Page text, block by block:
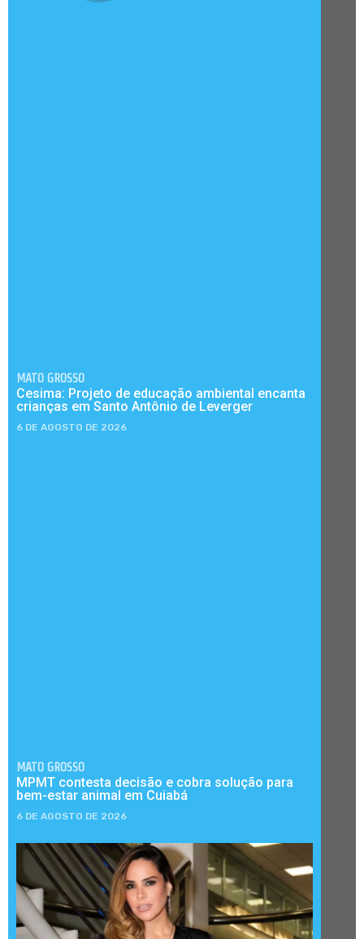
MATO GROSSO
Cesima: Projeto de educação ambiental encanta
crianças em Santo Antônio de Leverger
6 DE AGOSTO DE 2026
MATO GROSSO
MPMT contesta decisão e cobra solução para
bem-estar animal em Cuiabá
6 DE AGOSTO DE 2026